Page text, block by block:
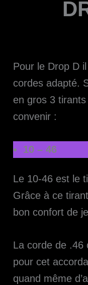
Pour le Drop D
cordes adapté.
en gros 3
convenir :
10 – 46
Le 10-46 est le
Grâce à ce
bon confort de
La corde de .46
pour cet
quand même